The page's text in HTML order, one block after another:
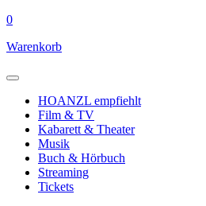
0
Warenkorb
HOANZL empfiehlt
Film & TV
Kabarett & Theater
Musik
Buch & Hörbuch
Streaming
Tickets